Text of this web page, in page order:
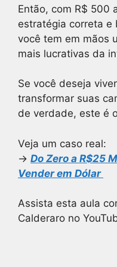
Então, com R$ 500
estratégia correta e
você tem em mãos
mais lucrativas da
Se você deseja
transformar suas
de verdade, este é
Veja um caso real:
→ Do Zero a R$25
Vender em Dólar
Assista esta aula
Calderaro no